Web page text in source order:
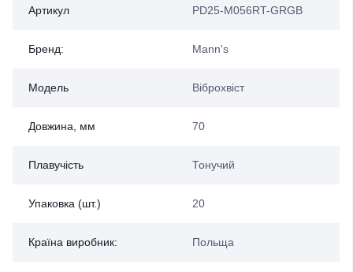
Артикул PD25-M056RT-GRGB
Бренд: Mann's
Модель Віброхвіст
Довжина, мм 70
Плавучість Тонучий
Упаковка (шт.) 20
Країна виробник: Польща